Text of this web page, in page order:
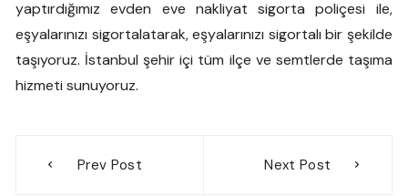
yaptırdığımız evden eve nakliyat sigorta poliçesi ile,
eşyalarınızı sigortalatarak, eşyalarınızı sigortalı bir şekilde
taşıyoruz. İstanbul şehir içi tüm ilçe ve semtlerde taşıma
hizmeti sunuyoruz.
gezinmesi
Prev Post Next Post